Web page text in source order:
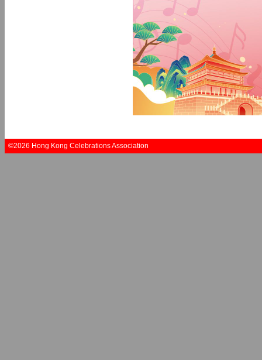
©2026 Hong Kong Celebrations Association